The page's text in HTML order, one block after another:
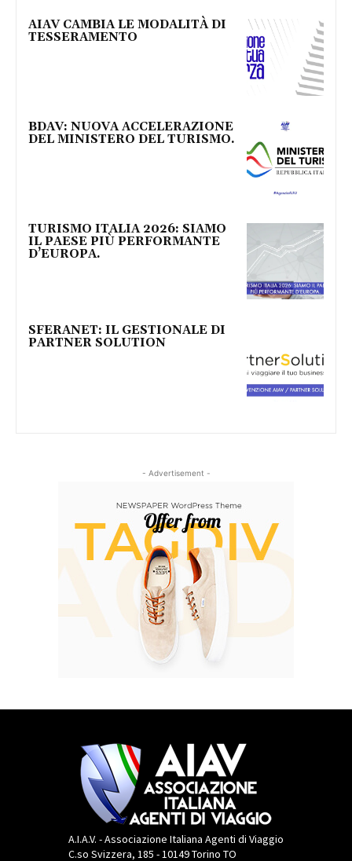
AIAV CAMBIA LE MODALITÀ DI
TESSERAMENTO
BDAV: NUOVA ACCELERAZIONE
DEL MINISTERO DEL TURISMO.
TURISMO ITALIA 2026: SIAMO
IL PAESE PIÙ PERFORMANTE
D’EUROPA.
SFERANET: IL GESTIONALE DI
PARTNER SOLUTION
- Advertisement -
A.I.A.V. - Associazione Italiana Agenti di Viaggio
C.so Svizzera, 185 - 10149 Torino TO